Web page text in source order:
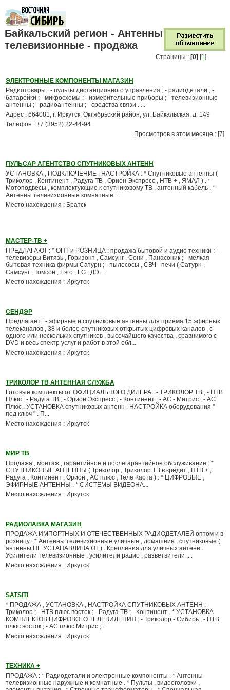
Байкальский регион - Антенны
телевизионные - продажа
Страницы : [0] [1]
ЭЛЕКТРОННЫЕ КОМПОНЕНТЫ МАГАЗИН
Радиотовары : - пульты дистанционного управления ; - радиодетали ; -
батарейки ; - микросхемы ; - измерительные приборы ; - телевизионные
антенны ; - радиоантенны ; - средства связи . ...
Адрес : 664081, г. Иркутск, Октябрьский район, ул. Байкальская, д. 149
Телефон : +7 (3952) 22-44-94
Просмотров в этом месяце : [7]
ПУЛЬСАР АГЕНТСТВО СПУТНИКОВЫХ АНТЕНН
УСТАНОВКА , ПОДКЛЮЧЕНИЕ , НАСТРОЙКА : * Спутниковые антенны (
Триколор , Континент , Радуга ТВ , Орион Экспресс , НТВ + , ЯМАЛ ) . *
Мотоподвесы , комплектующие к спутниковому ТВ , антенный кабель . *
Антенны телевизионные комнатные ...
Место нахождения : Братск
МАСТЕР-ТВ +
ПРЕДЛАГАЮТ : * ОПТ и РОЗНИЦА : продажа бытовой и аудио техники : -
телевизоры Витязь , Горизонт , Cамсунг , Сони , Панасоник ; - мелкая
бытовая техника фирмы Сатурн ; - пылесосы , СВЧ - печи ( Сатурн ,
Самсунг , Томсон , Евго , LG , ДЭ...
Место нахождения : Иркутск
СЕНДЭР
Предлагает : - эфирные и спутниковые антенны для приёма 15 эфирных
телеканалов , 38 и более спутниковых открытых цифровых каналов , с
одного или нескольких спутников , высочайшего качества , сравнимого с
DVD и весь спектр услуг и работ в этой обл...
Место нахождения : Иркутск
ТРИКОЛОР ТВ АНТЕННАЯ СЛУЖБА
Готовые комплекты от ОФИЦИАЛЬНОГО ДИЛЕРА : - ТРИКОЛОР ТВ ; - НТВ
Плюс ; - Радуга ТВ ; - Орион Экспресс ; - Континент ; - АС - Митрис ; - АС
Плюс . УСТАНОВКА спутниковых антенн . НАСТРОЙКА оборудования "
под ключ " . П...
Место нахождения : Иркутск
МИР ТВ
Продажа , монтаж , гарантийное и послегарантийное обслуживание : *
СПУТНИКОВЫЕ АНТЕННЫ ( Триколор , Триколор ТВ в кредит , НТВ + ,
Радуга , Континент , Орион , АС плюс , Теле Карта ) . * ЦИФРОВЫЕ ,
ЭФИРНЫЕ АНТЕННЫ . * СИСТЕМЫ ВИДЕОНА...
Место нахождения : Иркутск
РАДИОЛАВКА МАГАЗИН
ПРОДАЖА ИМПОРТНЫХ И ОТЕЧЕСТВЕННЫХ РАДИОДЕТАЛЕЙ оптом и в
розницу : * Антенны телевизионные уличные , домашние , спутниковые (
антенны НЕ УСТАНАВЛИВАЮТ ) . Крепления для уличных антенн .
Усилители телевизионные , усилители радио , разветвители ,...
Место нахождения : Иркутск
SATSITI
* ПРОДАЖА , УСТАНОВКА , НАСТРОЙКА СПУТНИКОВЫХ АНТЕНН : -
Триколор ; - НТВ плюс восток ; - Радуга ТВ ; - Континент . * УСТАНОВКА
КОМПЛЕКТОВ ЦИФРОВОГО ТЕЛЕВИДЕНИЯ : - Триколор - Сибирь ; - НТВ
плюс восток ; - АС плюс Митрис ;...
Место нахождения : Иркутск
ТЕХНИКА +
ПРОДАЖА : * Радиодетали и электронные компоненты . * Антенны
телевизионные наружные и комнатные . * Пульты , видеоголовки ,